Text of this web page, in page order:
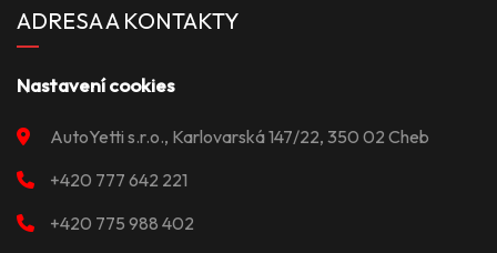
ADRESA A KONTAKTY
Nastavení cookies
AutoYetti s.r.o., Karlovarská 147/22, 350 02 Cheb
+420 777 642 221
+420 775 988 402